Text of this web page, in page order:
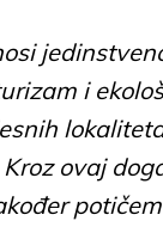
i
ovaj